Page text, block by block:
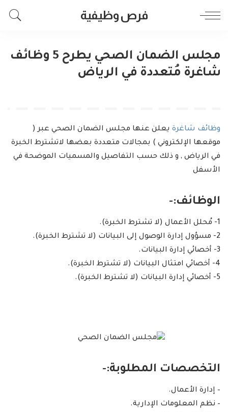
فرص وظيفية
مجلس الضمان الصحي يطرح 5 وظائف
شاغرة مُتعددة في الرياض
وظائف شاغرة يعلن عنها مجلس الضمان الصحي عبر (
موقعها الإلكتروني ) بمجالات متعددة بعضها لاتشترط الخبرة
في الرياض , و ذلك حسب التفاصيل والمسميات الموضحة في
الأسفل
الوظائف:-
1- مُحلل الأعمال (لا تشترط الخبرة).
2- مسؤول إدارة الوصول إلى البيانات (لا تشترط الخبرة).
3- أخصائي إدارة البيانات.
4- أخصائي امتثال البيانات (لا تشترط الخبرة).
5- أخصائي إدارة البيانات (لا تشترط الخبرة).
التخصصات المطلوبة:-
– إدارة الأعمال.
– نظم المعلومات الإدارية.